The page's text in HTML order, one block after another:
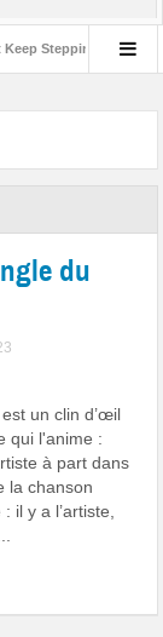
Stepping, son nouvel
du
un clin d’œil
qui l'anime :
à part dans
la chanson
il y a l’artiste,